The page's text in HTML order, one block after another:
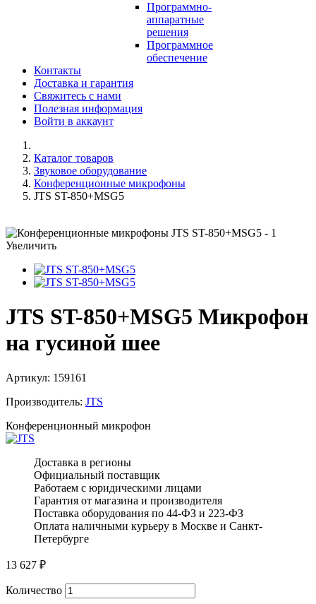
Программно-
аппаратные
решения
Программное
обеспечение
Контакты
Доставка и гарантия
Свяжитесь с нами
Полезная информация
Войти в аккаунт
Каталог товаров
Звуковое оборудование
Конференционные микрофоны
JTS ST-850+MSG5
Увеличить
JTS ST-850+MSG5 Микрофон
на гусиной шее
Артикул: 159161
Производитель: JTS
Конференционный микрофон
Доставка в регионы
Официальный поставщик
Работаем с юридическими лицами
Гарантия от магазина и производителя
Поставка оборудования по 44-ФЗ и 223-ФЗ
Оплата наличными курьеру в Москве и Санкт-
Петербурге
13 627 ₽
Количество